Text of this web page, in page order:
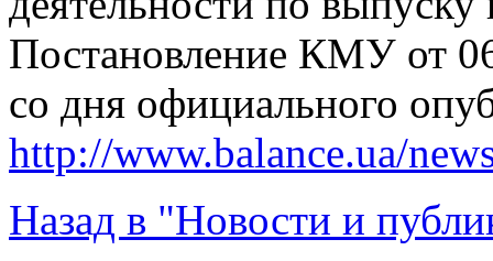
Постановление КМУ от
со дня официального
http://www.balance.ua/
Назад в "Новости и